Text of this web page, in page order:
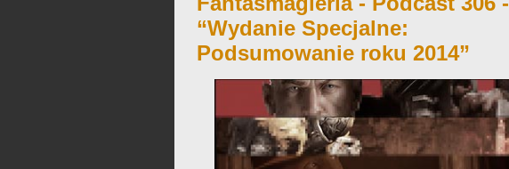
“Wydanie Specjalne:
Podsumowanie roku 2014”